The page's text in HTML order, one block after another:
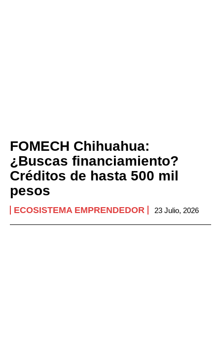
FOMECH Chihuahua:
¿Buscas financiamiento?
Créditos de hasta 500 mil
pesos
ECOSISTEMA EMPRENDEDOR 23 Julio, 2026